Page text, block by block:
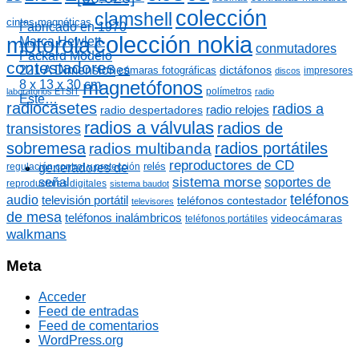
Fabricado en 1970
Marca Hewlett-
Packard Modelo
221 A Dimensiones
8 x 13 x 30 cm
Este…
generadores de
señal
cintas magnéticas clamshell
colección
motorolacolección nokia conmutadores
contestadores cámaras fotográficas dictáfonos discos impresores
laboratorios ETSIT magnetófonos polímetros radio
radiocasetes radio despertadores radio relojes radios a
transistores radios a válvulas radios de
sobremesa radios multibanda radios portátiles
regulación control y protección relés reproductores de CD
reproductores digitales sistema baudot sistema morse soportes de
audio televisión portátil televisores teléfonos contestador teléfonos
de mesa teléfonos inalámbricos teléfonos portátiles videocámaras
walkmans
Meta
Acceder
Feed de entradas
Feed de comentarios
WordPress.org